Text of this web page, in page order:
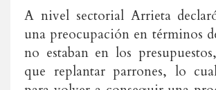
A nivel sectorial Arrieta
una preocupación en términos
no estaban en los
que replantar parrones, lo